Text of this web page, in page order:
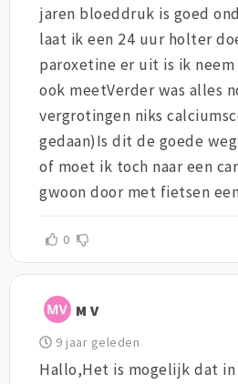
jaren bloeddruk is goed
laat ik een 24 uur holter
paroxetine er uit is ik
ook meetVerder was alles
vergrotingen niks
gedaan)Is dit de goede
of moet ik toch naar een
gwoon door met fietsen
0
M V
9 jaar geleden
Hallo,Het is mogelijk dat